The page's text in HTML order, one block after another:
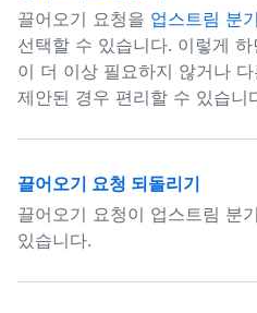
끌어오기 요청을 업스트림 분
선택할 수 있습니다. 이렇게
이 더 이상 필요하지 않거나
제안된 경우 편리할 수 있습니
끌어오기 요청 되돌리기
끌어오기 요청이 업스트림 분
있습니다.